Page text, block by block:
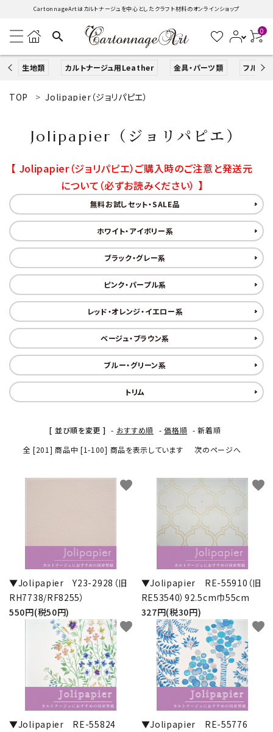
CartonnageArtはカルトナージュを中心としたクラフト材料のオンラインショップ
search 0
生地類 カルトナージュ用Leather 金具・パーツ類 フルキッ
ACCOUNT MENU
ログイン 新規会員登録
生地類
カルトナージュLeather用
フルキット
Jolipapier
デコレーション材料
お問い合わせ
TOP Jolipapier（ジョリパピエ）
Jolipapier（ジョリパピエ）
【 Jolipapier（ジョリパピエ）ご購入時のご注意と発送元
について（必ずお読みください） 】
無料お試しセット・SALE品
ホワイト・アイボリー系
ブラック・グレー系
ピンク・パープル系
レッド・オレンジ・イエロー系
ベージュ・ブラウン系
ブルー・グリーン系
トリム
[ 並び順を変更 ] - おすすめ順 -価格順 -新着順
全 [201] 商品中 [1-100] 商品を表示しています
次のページへ
▼Jolipapier Y23-2928（旧
RH7738/RF8255）
550円(税50円)
favorite
▼Jolipapier RE-55910（旧
RE53540）92.5cm巾55cm
327円(税30円)
favorite
▼Jolipapier RE-55824
favorite
▼Jolipapier RE-55776
favorite